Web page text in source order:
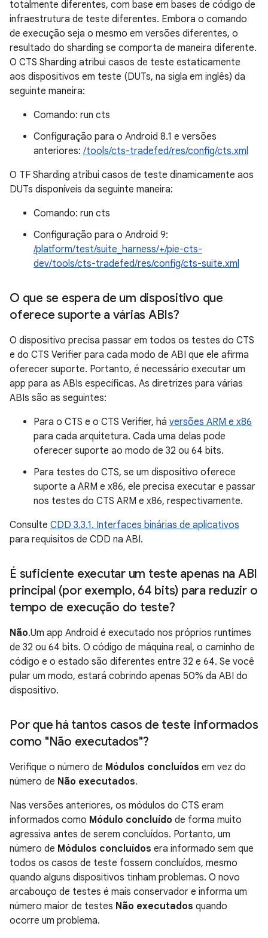
totalmente diferentes, com base em bases de código de
infraestrutura de teste diferentes. Embora o comando
de execução seja o mesmo em versões diferentes, o
resultado do sharding se comporta de maneira diferente.
O CTS Sharding atribui casos de teste estaticamente
aos dispositivos em teste (DUTs, na sigla em inglês) da
seguinte maneira:
Comando: run cts
Configuração para o Android 8.1 e versões
anteriores: /tools/cts-tradefed/res/config/cts.xml
O TF Sharding atribui casos de teste dinamicamente aos
DUTs disponíveis da seguinte maneira:
Comando: run cts
Configuração para o Android 9:
/platform/test/suite_harness/+/pie-cts-
dev/tools/cts-tradefed/res/config/cts-suite.xml
O que se espera de um dispositivo que
oferece suporte a várias ABIs?
O dispositivo precisa passar em todos os testes do CTS
e do CTS Verifier para cada modo de ABI que ele afirma
oferecer suporte. Portanto, é necessário executar um
app para as ABIs específicas. As diretrizes para várias
ABIs são as seguintes:
Para o CTS e o CTS Verifier, há versões ARM e x86
para cada arquitetura. Cada uma delas pode
oferecer suporte ao modo de 32 ou 64 bits.
Para testes do CTS, se um dispositivo oferece
suporte a ARM e x86, ele precisa executar e passar
nos testes do CTS ARM e x86, respectivamente.
Consulte CDD 3.3.1. Interfaces binárias de aplicativos
para requisitos de CDD na ABI.
É suficiente executar um teste apenas na ABI
principal (por exemplo, 64 bits) para reduzir o
tempo de execução do teste?
Não.Um app Android é executado nos próprios runtimes
de 32 ou 64 bits. O código de máquina real, o caminho de
código e o estado são diferentes entre 32 e 64. Se você
pular um modo, estará cobrindo apenas 50% da ABI do
dispositivo.
Por que há tantos casos de teste informados
como "Não executados"?
Verifique o número de Módulos concluídos em vez do
número de Não executados.
Nas versões anteriores, os módulos do CTS eram
informados como Módulo concluído de forma muito
agressiva antes de serem concluídos. Portanto, um
número de Módulos concluídos era informado sem que
todos os casos de teste fossem concluídos, mesmo
quando alguns dispositivos tinham problemas. O novo
arcabouço de testes é mais conservador e informa um
número maior de testes Não executados quando
ocorre um problema.